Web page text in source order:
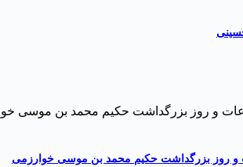
و روز بزرگداشت حکیم محمد بن موسی خوارزمی